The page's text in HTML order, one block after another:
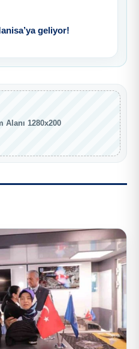
geliyor!
Alanı 1280x200